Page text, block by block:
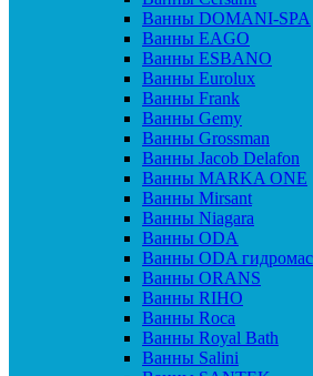
Ванны DOMANI-SPA
Ванны EAGO
Ванны ESBANO
Ванны Eurolux
Ванны Frank
Ванны Gemy
Ванны Grossman
Ванны Jacob Delafon
Ванны MARKA ONE
Ванны Mirsant
Ванны Niagara
Ванны ODA
Ванны ODA
Ванны ORANS
Ванны RIHO
Ванны Roca
Ванны Royal Bath
Ванны Salini